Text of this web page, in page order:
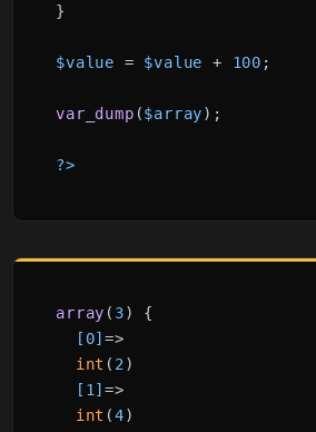
}
$value = $value + 100 ;
var_dump ($array);
?>
array ( 3)
{
[0]=>
int ( 2)
[1]=>
int (4)